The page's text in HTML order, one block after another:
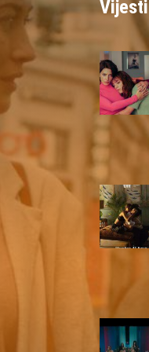
Vijesti